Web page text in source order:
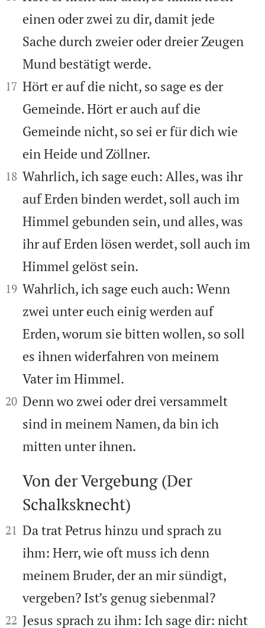
einen oder zwei zu dir, damit jede
Sache durch zweier oder dreier Zeugen
Mund bestätigt werde.

17 Hört er auf die nicht, so sage es der
Gemeinde. Hört er auch auf die
Gemeinde nicht, so sei er für dich wie
ein Heide und Zöllner.


18 Wahrlich, ich sage euch: Alles, was ihr
auf Erden binden werdet, soll auch im
Himmel gebunden sein, und alles, was
ihr auf Erden lösen werdet, soll auch im
Himmel gelöst sein.


19 Wahrlich, ich sage euch auch: Wenn
zwei unter euch einig werden auf
Erden, worum sie bitten wollen, so soll
es ihnen widerfahren von meinem
Vater im Himmel.


20 Denn wo zwei oder drei versammelt
sind in meinem Namen, da bin ich
mitten unter ihnen.


Von der Vergebung (Der
Schalksknecht)

21 Da trat Petrus hinzu und sprach zu
ihm: Herr, wie oft muss ich denn
meinem Bruder, der an mir sündigt,
vergeben? Ist’s genug siebenmal?


22 Jesus sprach zu ihm: Ich sage dir: nicht
